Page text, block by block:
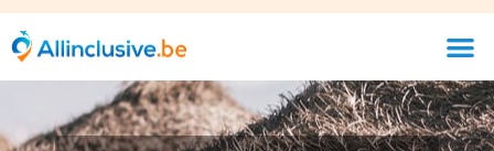
Selecteer een optie
Beoordelingen
Selecteer een optie